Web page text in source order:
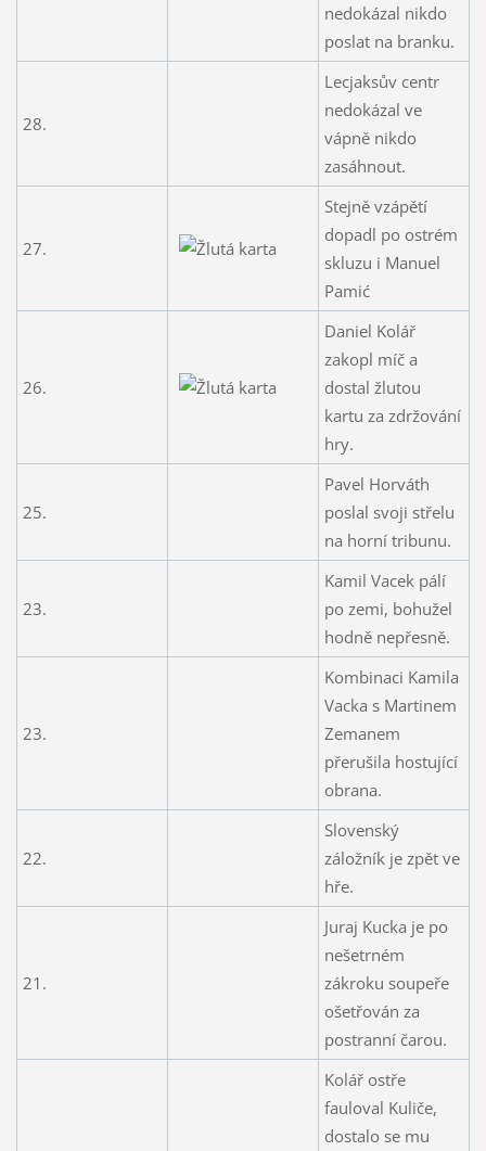
nedokázal nikdo
poslat na branku.
28.
Lecjaksův centr
nedokázal ve
vápně nikdo
zasáhnout.
27.
Stejně vzápětí
dopadl po ostrém
skluzu i Manuel
Pamić
26.
Daniel Kolář
zakopl míč a
dostal žlutou
kartu za zdržování
hry.
25.
Pavel Horváth
poslal svoji střelu
na horní tribunu.
23.
Kamil Vacek pálí
po zemi, bohužel
hodně nepřesně.
23.
Kombinaci Kamila
Vacka s Martinem
Zemanem
přerušila hostující
obrana.
22.
Slovenský
záložník je zpět ve
hře.
21.
Juraj Kucka je po
nešetrném
zákroku soupeře
ošetřován za
postranní čarou.
Kolář ostře
fauloval Kuliče,
dostalo se mu